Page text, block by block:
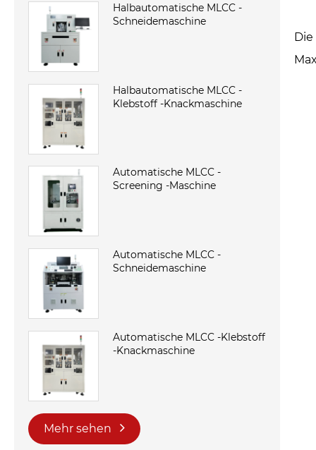
Halbautomatische MLCC -
Schneidemaschine
Halbautomatische MLCC -
Klebstoff -Knackmaschine
Automatische MLCC -
Screening -Maschine
Automatische MLCC -
Schneidemaschine
Automatische MLCC -Klebstoff
-Knackmaschine
Mehr sehen